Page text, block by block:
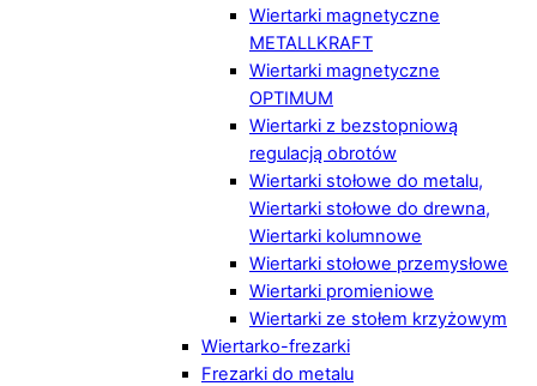
Wiertarki magnetyczne
METALLKRAFT
Wiertarki magnetyczne
OPTIMUM
Wiertarki z bezstopniową
regulacją obrotów
Wiertarki stołowe do metalu,
Wiertarki stołowe do drewna,
Wiertarki kolumnowe
Wiertarki stołowe przemysłowe
Wiertarki promieniowe
Wiertarki ze stołem krzyżowym
Wiertarko-frezarki
Frezarki do metalu